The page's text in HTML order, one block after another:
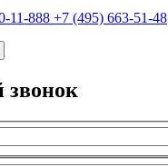
11-888 +7 (495) 663-51-48